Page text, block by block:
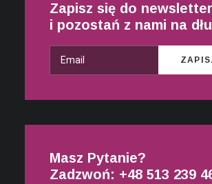
Ania-MASK69 – Przyłbica ochronna
REGULAR
REGULAR
czerwiec 2020
kwiecień 2020
Zapisz się do newsletter
i pozostań z nami na
Masz Pytanie?
Zadzwoń: +48 513 239